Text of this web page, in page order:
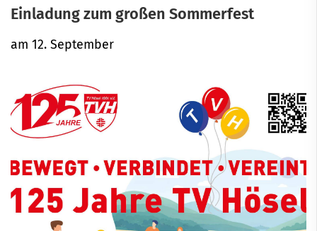
Einladung zum großen Sommerfest
am 12. September